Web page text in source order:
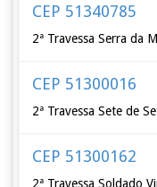
CEP 51340785
2ª Travessa Serra da
CEP 51300016
2ª Travessa Sete de
CEP 51300162
2ª Travessa Soldado